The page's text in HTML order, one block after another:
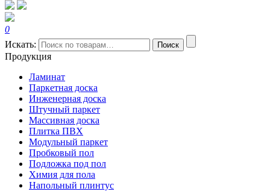
0
Искать:
Поиск
Продукция
Ламинат
Паркетная доска
Инженерная доска
Штучный паркет
Массивная доска
Плитка ПВХ
Модульный паркет
Пробковый пол
Подложка под пол
Химия для пола
Напольный плинтус